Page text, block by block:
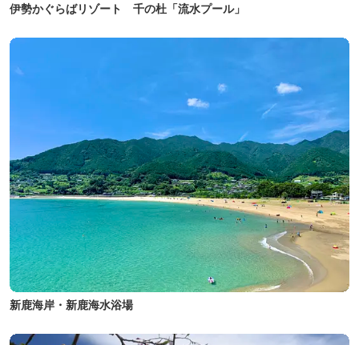
伊勢かぐらばリゾート 千の杜「流水プール」
新鹿海岸・新鹿海水浴場